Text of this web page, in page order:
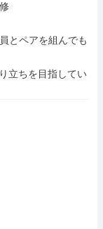
とペアを組んでも
立ちを目指してい